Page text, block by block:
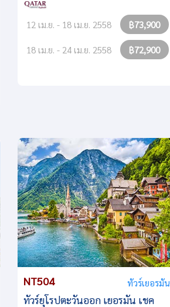
12 เม.ย. - 18 เม.ย. 2558 ฿73,900
18 เม.ย. - 24 เม.ย. 2558 ฿72,900
NT504 ทัวร์เยอรมัน
ทัวร์ยุโรปตะวันออก เยอรมัน เชค